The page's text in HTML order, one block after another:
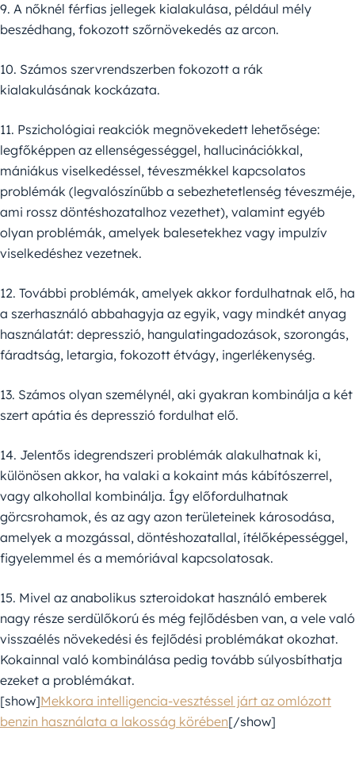
9. A nőknél férfias jellegek kialakulása, például mély
beszédhang, fokozott szőrnövekedés az arcon.
10. Számos szervrendszerben fokozott a rák
kialakulásának kockázata.
11. Pszichológiai reakciók megnövekedett lehetősége:
legfőképpen az ellenségességgel, hallucinációkkal,
mániákus viselkedéssel, téveszmékkel kapcsolatos
problémák (legvalószínűbb a sebezhetetlenség téveszméje,
ami rossz döntéshozatalhoz vezethet), valamint egyéb
olyan problémák, amelyek balesetekhez vagy impulzív
viselkedéshez vezetnek.
12. További problémák, amelyek akkor fordulhatnak elő, ha
a szerhasználó abbahagyja az egyik, vagy mindkét anyag
használatát: depresszió, hangulatingadozások, szorongás,
fáradtság, letargia, fokozott étvágy, ingerlékenység.
13. Számos olyan személynél, aki gyakran kombinálja a két
szert apátia és depresszió fordulhat elő.
14. Jelentős idegrendszeri problémák alakulhatnak ki,
különösen akkor, ha valaki a kokaint más kábítószerrel,
vagy alkohollal kombinálja. Így előfordulhatnak
görcsrohamok, és az agy azon területeinek károsodása,
amelyek a mozgással, döntéshozatallal, ítélőképességgel,
figyelemmel és a memóriával kapcsolatosak.
15. Mivel az anabolikus szteroidokat használó emberek
nagy része serdülőkorú és még fejlődésben van, a vele való
visszaélés növekedési és fejlődési problémákat okozhat.
Kokainnal való kombinálása pedig tovább súlyosbíthatja
ezeket a problémákat.
[show]Mekkora intelligencia-vesztéssel járt az omlózott
benzin használata a lakosság körében[/show]